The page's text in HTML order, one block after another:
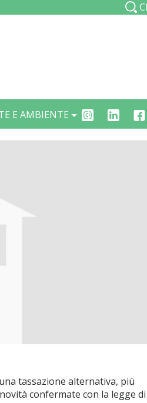
E AMBIENTE
tassazione alternativa, più
confermate con la legge di